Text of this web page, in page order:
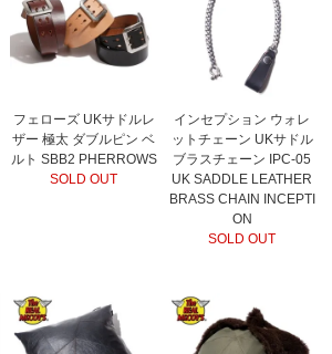
フェローズ UKサドルレ
ザー 極太 ダブルピン ベ
ルト SBB2 PHERROWS
SOLD OUT
インセプション ウォレ
ットチェーン UKサドル
ブラスチェーン IPC-05
UK SADDLE LEATHER
BRASS CHAIN INCEPTI
ON
SOLD OUT